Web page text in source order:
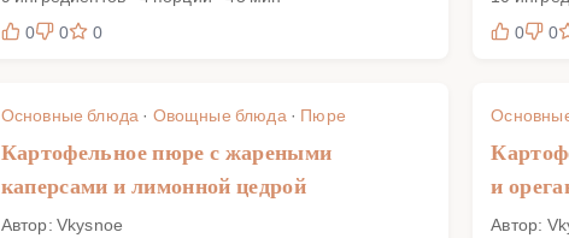
0
0 0
0
0
Основные блюда · Овощные блюда· Пюре
Картофельное пюре с жареными
каперсами и лимонной цедрой
Автор: Vkysnoe
и
Автор: